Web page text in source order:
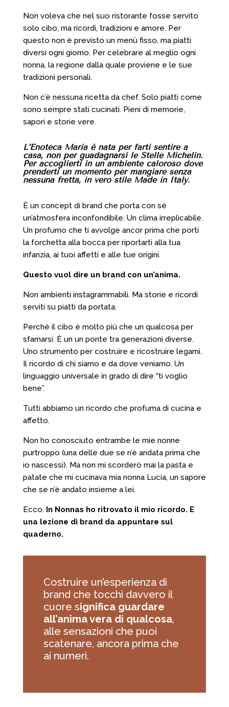
Non voleva che nel suo ristorante fosse servito
solo cibo, ma ricordi, tradizioni e amore. Per
questo non è previsto un menù fisso, ma piatti
diversi ogni giorno. Per celebrare al meglio ogni
nonna, la regione dalla quale proviene e le sue
tradizioni personali.
Non c’è nessuna ricetta da chef. Solo piatti come
sono sempre stati cucinati. Pieni di memorie,
sapori e storie vere.
L’Enoteca Maria è nata per farti sentire a
casa, non per guadagnarsi le Stelle Michelin.
Per accoglierti in un ambiente caloroso dove
prenderti un momento per mangiare senza
nessuna fretta, in vero stile Made in Italy.
È un concept di brand che porta con sé
un’atmosfera inconfondibile. Un clima irreplicabile.
Un profumo che ti avvolge ancor prima che porti
la forchetta alla bocca per riportarti alla tua
infanzia, ai tuoi affetti e alle tue origini.
Questo vuol dire un brand con un’anima.
Non ambienti instagrammabili. Ma storie e ricordi
serviti su piatti da portata.
Perché il cibo è molto più che un qualcosa per
sfamarsi. È un un ponte tra generazioni diverse.
Uno strumento per costruire e ricostruire legami.
Il ricordo di chi siamo e da dove veniamo. Un
linguaggio universale in grado di dire “ti voglio
bene”.
Tutti abbiamo un ricordo che profuma di cucina e
affetto.
Non ho conosciuto entrambe le mie nonne
purtroppo (una delle due se n’è andata prima che
io nascessi). Ma non mi scorderò mai la pasta e
patate che mi cucinava mia nonna Lucia, un sapore
che se n’è andato insieme a lei.
Ecco. In Nonnas ho ritrovato il mio ricordo. E
una lezione di brand da appuntare sul
quaderno.
Costruire un’esperienza di
brand che tocchi davvero il
cuore significa guardare
all’anima vera di qualcosa,
alle sensazioni che puoi
scatenare, ancora prima che
ai numeri.